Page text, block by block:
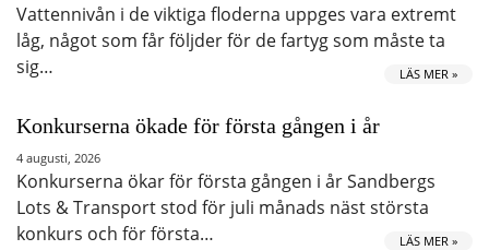
Vattennivån i de viktiga floderna uppges vara extremt
låg, något som får följder för de fartyg som måste ta
sig…
LÄS MER »
Konkurserna ökade för första gången i år
4 augusti, 2026
Konkurserna ökar för första gången i år Sandbergs
Lots & Transport stod för juli månads näst största
konkurs och för första…
LÄS MER »